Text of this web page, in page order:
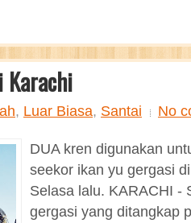
Karachi
, Luar Biasa, Santai No
DUA kren digunakan
seekor ikan yu gergasi
Selasa lalu. KARACHI -
gergasi yang ditangkap